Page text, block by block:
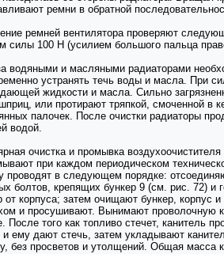
ремни в обратной
ремней вентилятора проверяют
силы 100 Н (усилием большого пальца
водяными и масляными радиаторами
устранять течь воды и масла. При
жидкости и масла. Сильно
или протирают тряпкой, смоченной
палочек. После очистки радиаторы
водой.
очистка и промывка
при каждом периодическом
проводят в следующем порядке:
болтов, крепящих бункер 9 (см. рис. 72) и
от корпуса; затем очищают бункер,
и просушивают. Вынимают проволочную
После того как топливо стечет, канитель
ему дают стечь, затем укладывают
без просветов и утолщений. Общая масса